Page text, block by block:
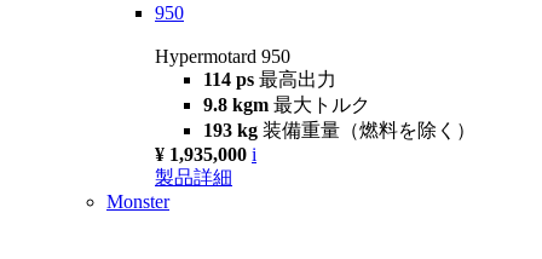
950
Hypermotard 950
114 ps 最高出力
9.8 kgm 最大トルク
193 kg 装備重量（燃料を除く）
¥ 1,935,000 i
製品詳細
Monster